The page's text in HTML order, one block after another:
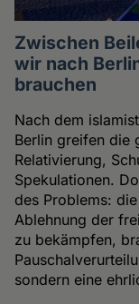
Zwischen
wir nach
brauchen
Nach dem
Berlin greifen die
Relativierung,
Spekulationen.
des Problems:
Ablehnung der
zu bekämpfen,
sondern eine